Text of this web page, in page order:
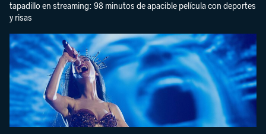
tapadillo en streaming: 98 minutos de apacible película con deportes
y risas